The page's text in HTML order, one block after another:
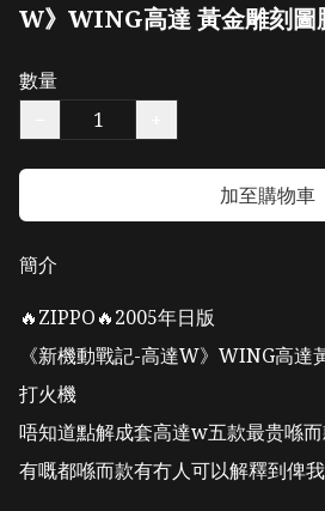
W》WING高達 黃金雕刻圖
數量
加至購物車
簡介
🔥ZIPPO🔥2005年日版
《新機動戰記-高達W》WING高達
打火機
唔知道點解成套高達w五款最贵喺
有嘅都喺而款有冇人可以解釋到俾